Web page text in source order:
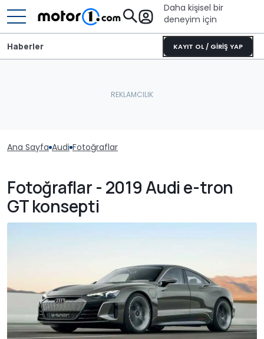
Daha kişisel bir
deneyim için
KAYIT OL / GİRİŞ YAP
Haberler
Ana Sayfa Audi Fotoğraflar
Fotoğraflar - 2019 Audi e-tron
GT konsepti